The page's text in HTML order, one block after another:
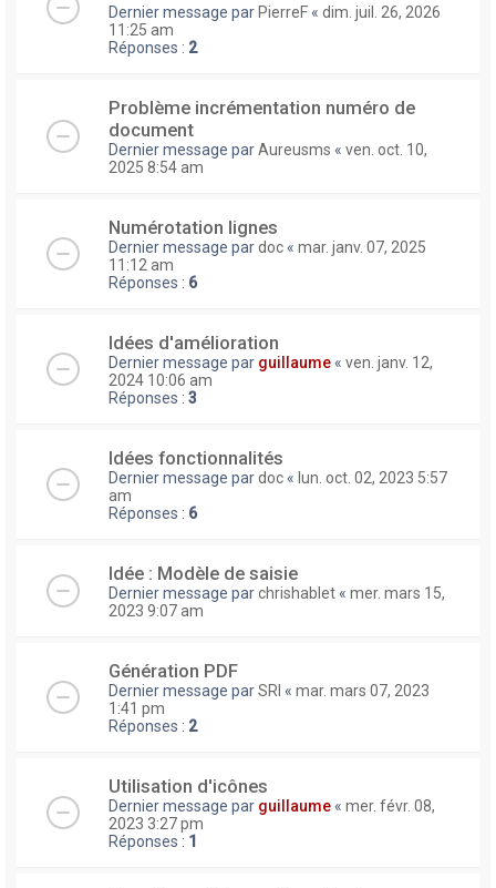
Dernier message parPierreF « dim. juil. 26, 2026
11:25 am
Réponses : 2
Problème incrémentation numéro de
document
Dernier message parAureusms « ven. oct. 10,
2025 8:54 am
Numérotation lignes
Dernier message pardoc « mar. janv. 07, 2025
11:12 am
Réponses : 6
Idées d'amélioration
Dernier message par guillaume « ven. janv. 12,
2024 10:06 am
Réponses : 3
Idées fonctionnalités
Dernier message pardoc « lun. oct. 02, 2023 5:57
am
Réponses : 6
Idée : Modèle de saisie
Dernier message parchrishablet « mer. mars 15,
2023 9:07 am
Génération PDF
Dernier message parSRI « mar. mars 07, 2023
1:41 pm
Réponses : 2
Utilisation d'icônes
Dernier message par guillaume « mer. févr. 08,
2023 3:27 pm
Réponses : 1